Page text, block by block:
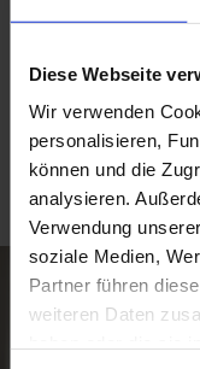
Diese Webseite
Wir verwenden
personalisieren,
können und die
analysieren.
Verwendung
soziale Medien,
Partner führen
weiteren Daten